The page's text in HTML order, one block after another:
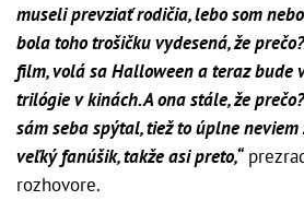
museli prevziať rodičia, lebo som
bola toho trošičku vydesená, že
film, volá sa Halloween a teraz bude
trilógie v kinách. A ona stále, že
sám seba spýtal, tiež to úplne
veľký fanúšik, takže asi preto,“
rozhovore.